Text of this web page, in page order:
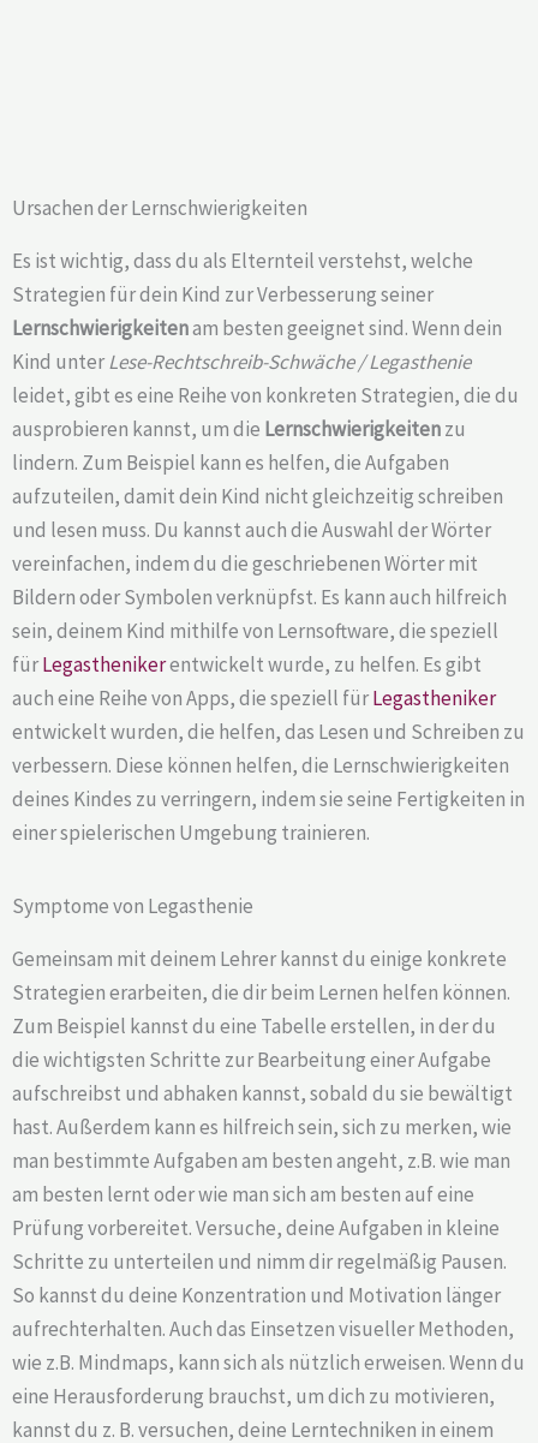
Ursachen der Lernschwierigkeiten
Es ist wichtig, dass du als Elternteil verstehst, welche
Strategien für dein Kind zur Verbesserung seiner
Lernschwierigkeitenam besten geeignet sind. Wenn dein
Kind unterLese-Rechtschreib-Schwäche / Legasthenie
leidet, gibt es eine Reihe von konkreten Strategien, die du
ausprobieren kannst, um die Lernschwierigkeitenzu
lindern. Zum Beispiel kann es helfen, die Aufgaben
aufzuteilen, damit dein Kind nicht gleichzeitig schreiben
und lesen muss. Du kannst auch die Auswahl der Wörter
vereinfachen, indem du die geschriebenen Wörter mit
Bildern oder Symbolen verknüpfst. Es kann auch hilfreich
sein, deinem Kind mithilfe von Lernsoftware, die speziell
fürLegasthenikerentwickelt wurde, zu helfen. Es gibt
auch eine Reihe von Apps, die speziell fürLegastheniker
entwickelt wurden, die helfen, das Lesen und Schreiben zu
verbessern. Diese können helfen, die Lernschwierigkeiten
deines Kindes zu verringern, indem sie seine Fertigkeiten in
einer spielerischen Umgebung trainieren.
Symptome von Legasthenie
Gemeinsam mit deinem Lehrer kannst du einige konkrete
Strategien erarbeiten, die dir beim Lernen helfen können.
Zum Beispiel kannst du eine Tabelle erstellen, in der du
die wichtigsten Schritte zur Bearbeitung einer Aufgabe
aufschreibst und abhaken kannst, sobald du sie bewältigt
hast. Außerdem kann es hilfreich sein, sich zu merken, wie
man bestimmte Aufgaben am besten angeht, z.B. wie man
am besten lernt oder wie man sich am besten auf eine
Prüfung vorbereitet. Versuche, deine Aufgaben in kleine
Schritte zu unterteilen und nimm dir regelmäßig Pausen.
So kannst du deine Konzentration und Motivation länger
aufrechterhalten. Auch das Einsetzen visueller Methoden,
wie z.B. Mindmaps, kann sich als nützlich erweisen. Wenn du
eine Herausforderung brauchst, um dich zu motivieren,
kannst du z. B. versuchen, deine Lerntechniken in einem